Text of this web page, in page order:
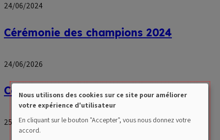
24/06/2024
Cérémonie des champions 2024
24/06/2026
Cérémonie des champions 2026
25/06/2025
Use
of
Nous utilisons des cookies sur ce site pour améliorer
votre expérience d'utilisateur
En cliquant sur le bouton "Accepter", vous nous donnez votre
accord.